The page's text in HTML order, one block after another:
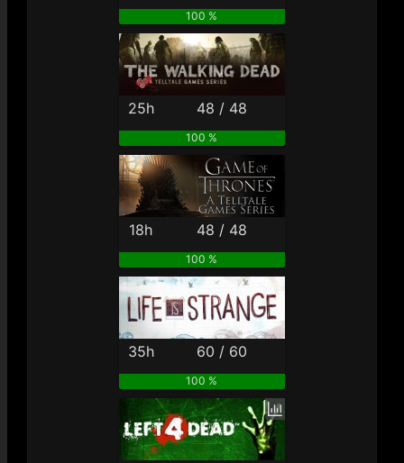
100 %
25h 48 / 48
100 %
18h 48 / 48
100 %
35h 60 / 60
100 %